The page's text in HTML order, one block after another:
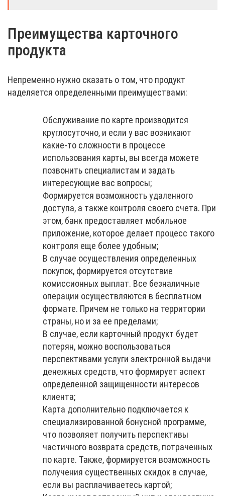
Преимущества карточного
продукта
Непременно нужно сказать о том, что продукт
наделяется определенными преимуществами:
Обслуживание по карте производится
круглосуточно, и если у вас возникают
какие-то сложности в процессе
использования карты, вы всегда можете
позвонить специалистам и задать
интересующие вас вопросы;
Формируется возможность удаленного
доступа, а также контроля своего счета. При
этом, банк предоставляет мобильное
приложение, которое делает процесс такого
контроля еще более удобным;
В случае осуществления определенных
покупок, формируется отсутствие
комиссионных выплат. Все безналичные
операции осуществляются в бесплатном
формате. Причем не только на территории
страны, но и за ее пределами;
В случае, если карточный продукт будет
потерян, можно воспользоваться
перспективами услуги электронной выдачи
денежных средств, что формирует аспект
определенной защищенности интересов
клиента;
Карта дополнительно подключается к
специализированной бонусной программе,
что позволяет получить перспективы
частичного возврата средств, потраченных
по карте. Также, формируется возможность
получения существенных скидок в случае,
если вы расплачиваетесь картой;